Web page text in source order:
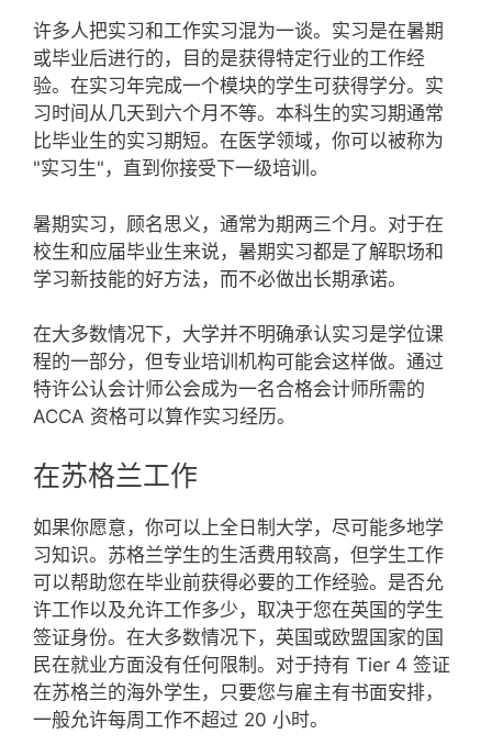
许多人把实习和工作实习混为一谈。实习是在暑期
或毕业后进行的，目的是获得特定行业的工作经
验。在实习年完成一个模块的学生可获得学分。实
习时间从几天到六个月不等。本科生的实习期通常
比毕业生的实习期短。在医学领域，你可以被称为
"实习生"，直到你接受下一级培训。
暑期实习，顾名思义，通常为期两三个月。对于在
校生和应届毕业生来说，暑期实习都是了解职场和
学习新技能的好方法，而不必做出长期承诺。
在大多数情况下，大学并不明确承认实习是学位课
程的一部分，但专业培训机构可能会这样做。通过
特许公认会计师公会成为一名合格会计师所需的
ACCA 资格可以算作实习经历。
在苏格兰工作
如果你愿意，你可以上全日制大学，尽可能多地学
习知识。苏格兰学生的生活费用较高，但学生工作
可以帮助您在毕业前获得必要的工作经验。是否允
许工作以及允许工作多少，取决于您在英国的学生
签证身份。在大多数情况下，英国或欧盟国家的国
民在就业方面没有任何限制。对于持有 Tier 4 签证
在苏格兰的海外学生，只要您与雇主有书面安排，
一般允许每周工作不超过 20 小时。